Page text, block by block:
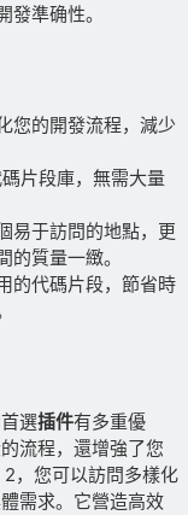
準确性。
您的開發流程，減少
片段庫，無需大量
易于訪問的地點，更
質量一緻。
的代碼片段，節省時
選插件有多重優
流程，還增強了您
，您可以訪問多樣化
需求。它營造高效